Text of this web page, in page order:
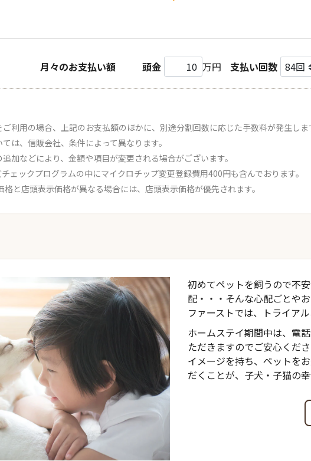
月々のお支払い額 頭金 万円 支払い回数
ご利用の場合、上記のお支払額のほかに、別途分割回数に応じた手数料が発生しま
は、信販会社、条件によって異なります。
加などにより、金額や項目が変更される場合がございます。
チェックプログラムの中にマイクロチップ変更登録費用400円も含んでおります。
格と店頭表示価格が異なる場合には、店頭表示価格が優先されます。
初めてペットを飼うので不
配・・・そんな心配ごとや
ファーストでは、トライア
ホームステイ期間中は、電
ただきますのでご安心くだ
イメージを持ち、ペットを
だくことが、子犬・子猫の